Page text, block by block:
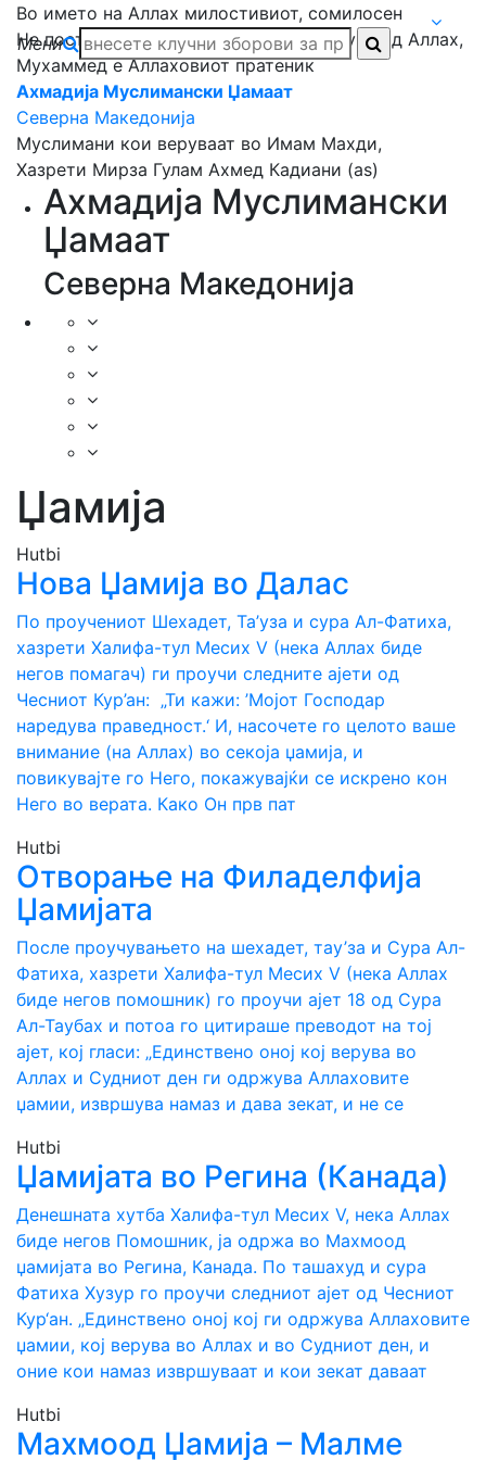
Во името на Аллах милостивиот, сомилосен
Не постои никој повреден да се обожува од Аллах,
Мухаммед е Аллаховиот пратеник
Ахмадија Муслимански Џамаат
Северна Македонија
Муслимани кои веруваат во Имам Махди,
Хазрети Мирза Гулам Ахмед Кадиани (as)
Мени
Ахмадија Муслимански
Џамаат
Северна Македонија
Џамија
Hutbi
Нова Џамија во Далас
По проучениот Шехадет, Та’уза и сура Ал-Фатиха,
хазрети Халифа-тул Месих V (нека Аллах биде
негов помагач) ги проучи следните ајети од
Чесниот Кур’ан: „Ти кажи: ’Мојот Господар
наредува праведност.‘ И, насочете го целото ваше
внимание (на Аллах) во секоја џамија, и
повикувајте го Него, покажувајќи се искрено кон
Него во верата. Како Он прв пат
Hutbi
Отворање на Филаделфија
Џамијата
После проучувањето на шехадет, тау’за и Сура Ал-
Фатиха, хазрети Халифа-тул Месих V (нека Аллах
биде негов помошник) го проучи ајет 18 од Сура
Ал-Таубах и потоа го цитираше преводот на тој
ајет, кој гласи: „Единствено оној кој верува во
Аллах и Судниот ден ги одржува Аллаховите
џамии, извршува намаз и дава зекат, и не се
Hutbi
Џамијата во Регина (Канада)
Денешната хутба Халифа-тул Месих V, нека Аллах
биде негов Помошник, ја одржа во Махмоод
џамијата во Регина, Канада. По ташахуд и сура
Фатиха Хузур го проучи следниот ајет од Чесниот
Кур‘ан. „Единствено оној кој ги одржува Аллаховите
џамии, кој верува во Аллах и во Судниот ден, и
оние кои намаз извршуваат и кои зекат даваат
Hutbi
Махмоод Џамија – Малме